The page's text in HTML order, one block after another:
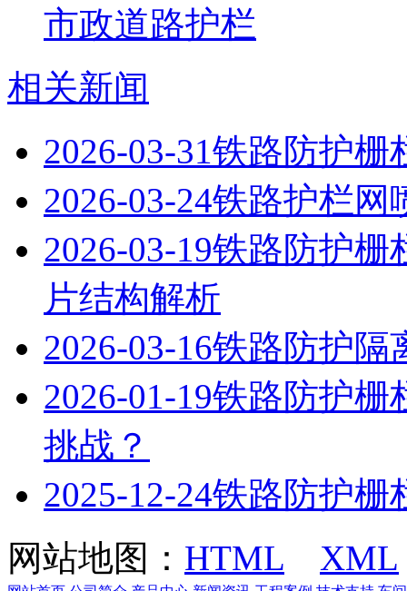
市政道路护栏
相关新闻
2026-03-31铁路防护栅
2026-03-24铁路护栏网
2026-03-19铁路防护栅
片结构解析
2026-03-16铁路防护隔
2026-01-19铁路防护栅
挑战？
2025-12-24铁路防护栅
网站地图： HTML XML